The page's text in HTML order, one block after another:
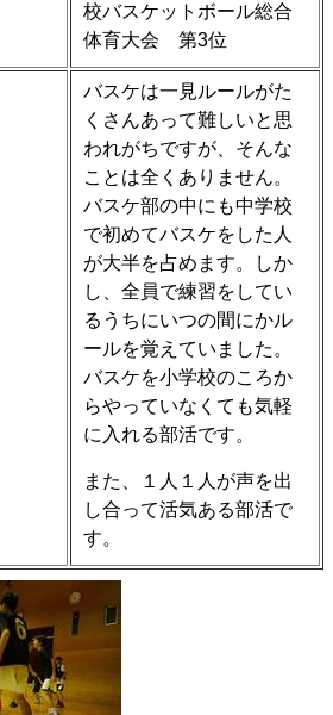
校バスケットボール総合
体育大会 第3位
バスケは一見ルールがた
くさんあって難しいと思
われがちですが、そんな
ことは全くありません。
バスケ部の中にも中学校
で初めてバスケをした人
が大半を占めます。しか
し、全員で練習をしてい
るうちにいつの間にかル
ールを覚えていました。
バスケを小学校のころか
らやっていなくても気軽
に入れる部活です。
また、１人１人が声を出
し合って活気ある部活で
す。